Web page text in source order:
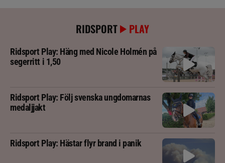
RIDSPORT PLAY
Ridsport Play: Häng med Nicole Holmén på
segerritt i 1,50
Ridsport Play: Följ svenska ungdomarnas
medaljjakt
Ridsport Play: Hästar flyr brand i panik